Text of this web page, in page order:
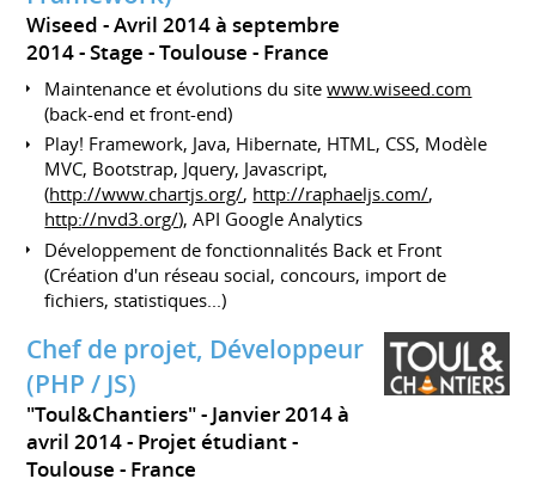
Wiseed
Avril 2014 à septembre
2014 Stage Toulouse France
Maintenance et évolutions du sitewww.wiseed.com
(back-end et front-end)
Play! Framework, Java, Hibernate, HTML, CSS, Modèle
MVC, Bootstrap, Jquery, Javascript,
(http://www.chartjs.org/, http://raphaeljs.com/,
http://nvd3.org/), API Google Analytics
Développement de fonctionnalités Back et Front
(Création d'un réseau social, concours, import de
fichiers, statistiques...)
Chef de projet, Développeur
(PHP / JS)
"Toul&Chantiers"
Janvier 2014 à
avril 2014 Projet étudiant
Toulouse
France